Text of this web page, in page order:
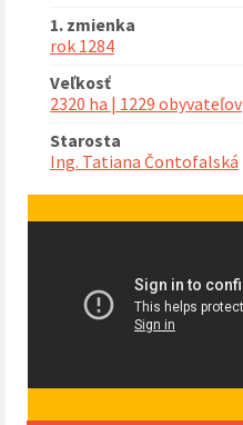
1. zmienka
rok 1284
Veľkosť
2320 ha | 1229 obyvateľov
Starosta
Ing. Tatiana Čontofalská